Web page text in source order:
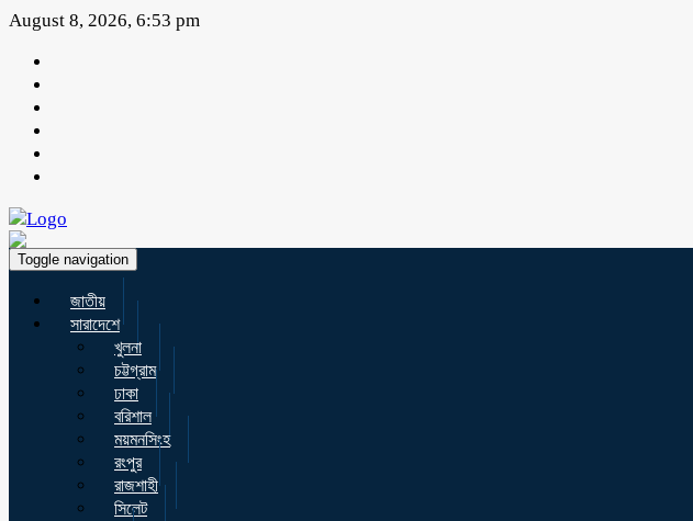
August 8, 2026, 6:53 pm
Toggle navigation
জাতীয়
সারাদেশে
খুলনা
চট্টগ্রাম
ঢাকা
বরিশাল
ময়মনসিংহ
রংপুর
রাজশাহী
সিলেট